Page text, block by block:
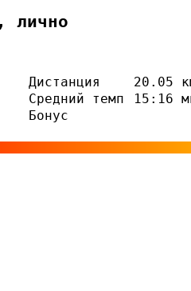
лично
Дистанция
20.05
Средний темп
15:16
Бонус